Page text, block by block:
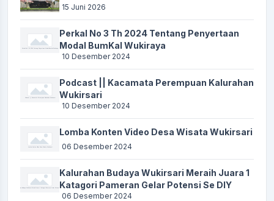
15 Juni 2026
Perkal No 3 Th 2024 Tentang Penyertaan
Modal BumKal Wukiraya
10 Desember 2024
Podcast || Kacamata Perempuan Kalurahan
Wukirsari
10 Desember 2024
Lomba Konten Video Desa Wisata Wukirsari
06 Desember 2024
Kalurahan Budaya Wukirsari Meraih Juara 1
Katagori Pameran Gelar Potensi Se DIY
06 Desember 2024